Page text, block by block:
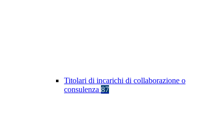
Titolari di incarichi di collaborazione o
consulenza 87